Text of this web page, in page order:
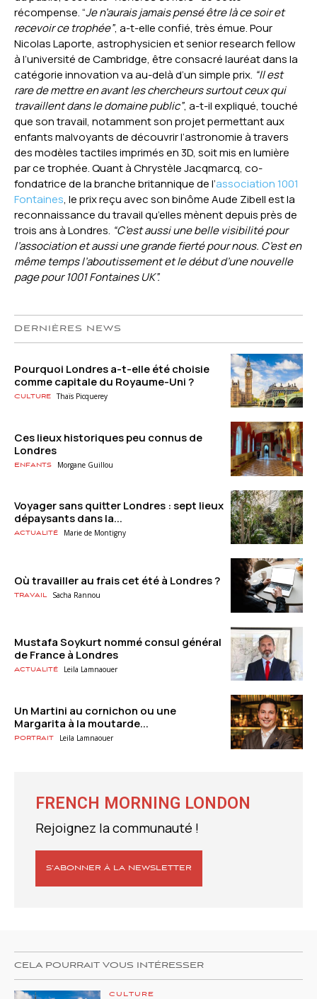
récompense. “Je n’aurais jamais pensé être là ce soir et
recevoir ce trophée”, a-t-elle confié, très émue. Pour
Nicolas Laporte, astrophysicien et senior research fellow
à l’université de Cambridge, être consacré lauréat dans la
catégorie innovation va au-delà d’un simple prix. “Il est
rare de mettre en avant les chercheurs surtout ceux qui
travaillent dans le domaine public”, a-t-il expliqué, touché
que son travail, notamment son projet permettant aux
enfants malvoyants de découvrir l’astronomie à travers
des modèles tactiles imprimés en 3D, soit mis en lumière
par ce trophée. Quant à Chrystèle Jacqmarcq, co-
fondatrice de la branche britannique de l’association 1001
Fontaines, le prix reçu avec son binôme Aude Zibell est la
reconnaissance du travail qu’elles mènent depuis près de
trois ans à Londres. “C’est aussi une belle visibilité pour
l’association et aussi une grande fierté pour nous. C’est en
même temps l’aboutissement et le début d’une nouvelle
page pour 1001 Fontaines UK”.
DERNIÈRES NEWS
Pourquoi Londres a-t-elle été choisie
comme capitale du Royaume-Uni ?
Culture Thaïs Picquerey
Ces lieux historiques peu connus de
Londres
Enfants Morgane Guillou
Voyager sans quitter Londres : sept lieux
dépaysants dans la...
Actualité Marie de Montigny
Où travailler au frais cet été à Londres ?
Travail Sacha Rannou
Mustafa Soykurt nommé consul général
de France à Londres
Actualité Leila Lamnaouer
Un Martini au cornichon ou une
Margarita à la moutarde...
Portrait Leila Lamnaouer
FRENCH MORNING LONDON
Rejoignez la communauté !
S’ABONNER À LA NEWSLETTER
CELA POURRAIT VOUS INTÉRESSER
CULTURE